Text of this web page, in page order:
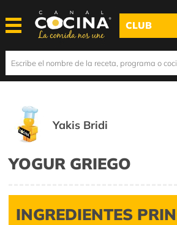
CLUB
Yakis Bridi
YOGUR GRIEGO
INGREDIENTES